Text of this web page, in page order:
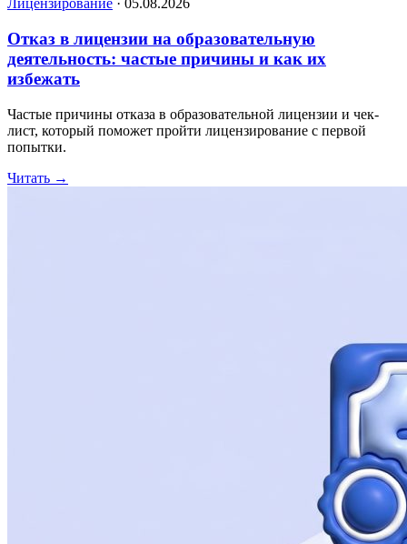
Лицензирование · 05.08.2026
Отказ в лицензии на образовательную
деятельность: частые причины и как их
избежать
Частые причины отказа в образовательной лицензии и чек-
лист, который поможет пройти лицензирование с первой
попытки.
Читать →